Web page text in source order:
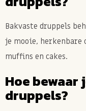
Bakvaste druppels
je mooie, herkenbare
muffins en cakes.
Hoe
druppels?